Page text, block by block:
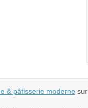
& pâtisserie modernesur